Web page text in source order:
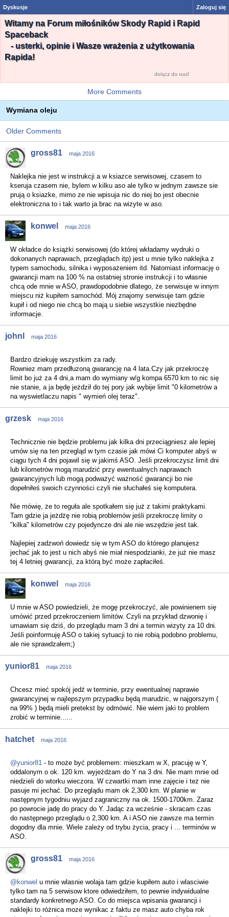
Dyskusje Zaloguj się
Witamy na Forum miłośników Skody Rapid i Rapid
Spaceback
- usterki, opinie i Wasze wrażenia z użytkowania
Rapida!
dołącz do nas!
More Comments
Wymiana oleju
Older Comments
gross81 maja 2016
Naklejka nie jest w instrukcji a w ksiazce serwisowej, czasem to
kseruja czasem nie, bylem w kilku aso ale tylko w jednym zawsze sie
prują o ksiazke, mimo ze nie wpisuja nic do niej bo jest obecnie
elektroniczna to i tak warto ja brac na wizyte w aso.
konwel maja 2016
W okładce do książki serwisowej (do której wkładamy wydruki o
dokonanych naprawach, przeglądach itp) jest u mnie tylko naklejka z
typem samochodu, silnika i wyposażeniem itd. Natomiast informację o
gwarancji mam na 100 % na ostatniej stronie instrukcji i to własnie
chcą ode mnie w ASO, prawdopodobnie dlatego, że serwisuje w innym
miejscu niż kupiłem samochód. Mój znajomy serwisuje tam gdzie
kupił i od niego nie chcą bo mają u siebie wszystkie niezbędne
informacje.
johnl maja 2016
Bardzo dziekuję wszystkim za rady.
Rowniez mam przedłuzoną gwarancję na 4 lata.Czy jak przekroczę
limit bo już za 4 dni,a mam do wymiany w/g kompa 6570 km to nic się
nie stanie, a ja będę jeżdził do tej pory jak wybije limit "0 kilometrów a
na wyswietlaczu napis " wymień olej teraz".
grzesk maja 2016
Technicznie nie będzie problemu jak kilka dni przeciągniesz ale lepiej
umów się na ten przegląd w tym czasie jak mówi Ci komputer abyś w
ciągu tych 4 dni pojawil się w jakimś ASO. Jeśli przekroczysz limit dni
lub kilometrów mogą marudzić przy ewentualnych naprawach
gwarancyjnych lub mogą podważyć ważność gwarancji bo nie
dopełniłeś swoich czynności czyli nie słuchałeś się komputera.
Nie mówię, że to reguła ale spotkałem się już z takimi praktykami.
Tam gdzie ja jeżdżę nie robią problemów jeśli przekroczę limity o
"kilka" kilometrów czy pojedyncze dni ale nie wszędzie jest tak.
Najlepiej zadzwoń dowiedz się w tym ASO do którego planujesz
jechać jak to jest u nich abyś nie miał niespodzianki, że już nie masz
tej 4 letniej gwarancji, za którą być może zapłaciłeś.
konwel maja 2016
U mnie w ASO powiedzieli, że mogę przekroczyć, ale powinienem się
umówić przed przekroczeniem limitów. Czyli na przykład dzwonię i
umawiam się dziś, do przeglądu mam 3 dni a termin wizyty za 10 dni.
Jeśli poinformuję ASO o takiej sytuacji to nie robią podobno problemu,
ale nie sprawdzałem;)
yunior81 maja 2016
Chcesz mieć spokój jedź w terminie, przy ewentualnej naprawie
gwarancyjnej w najlepszym przypadku będą marudzic, w najgorszym (
na 99% ) będą mieli pretekst by odmówić. Nie wiem jaki to problem
zrobić w terminie......
hatchet maja 2016
@yunior81 - to może być problemem: mieszkam w X, pracuję w Y,
oddalonym o ok. 120 km. wyjeżdżam do Y na 3 dni. Nie mam mnie od
niedzieli do wtorku wieczora. W czwartki mam inne zajęcie i też nie
pasuje mi jechać. Do przeglądu mam ok 2,300 km. W planie w
następnym tygodniu wyjazd zagraniczny na ok. 1500-1700km. Zaraz
po powrocie jadę do pracy do Y. Jadąc za wcześnie - skracam czas
do następnego przeglądu o 2,300 km. A i ASO nie zawsze ma termin
dogodny dla mnie. Wiele zależy od trybu życia, pracy i ... terminów w
ASO.
gross81 maja 2016
@konwel u mnie wlasnie wolaja tam gdzie kupiłem auto i wlasciwie
tylko tam na 5 serwisow ktore odwiedziłem, to pewnie indywidualne
standardy konkretnego ASO. Co do miejsca wpisania gwarancji i
naklejki to różnica moze wynikac z faktu ze masz auto chyba rok